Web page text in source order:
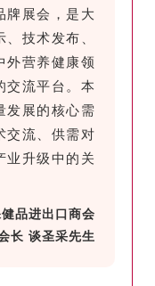
牌展会，是大
技术发布、
外营养健康领
交流平台。本
发展的核心需
交流、供需对
业升级中的关
品进出口商会
长 谈圣采先生